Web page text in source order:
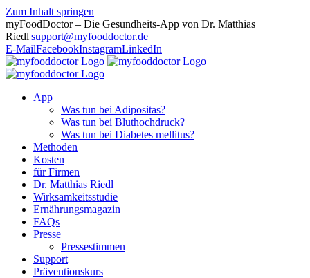
Zum Inhalt springen
myFoodDoctor – Die Gesundheits-App von Dr. Matthias
Riedl|support@myfooddoctor.de
E-MailFacebookInstagramLinkedIn
App
Was tun bei Adipositas?
Was tun bei Bluthochdruck?
Was tun bei Diabetes mellitus?
Methoden
Kosten
für Firmen
Dr. Matthias Riedl
Wirksamkeitsstudie
Ernährungsmagazin
FAQs
Presse
Pressestimmen
Support
Präventionskurs